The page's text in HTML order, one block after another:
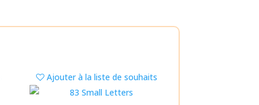
Ajouter à la liste de souhaits